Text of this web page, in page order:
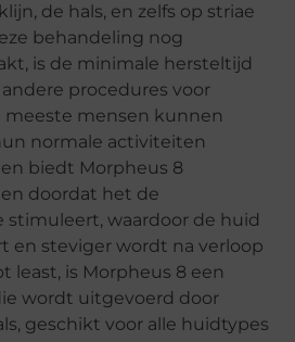
de hals, en zelfs op striae
behandeling nog
is de minimale hersteltijd
procedures voor
meeste mensen kunnen
normale activiteiten
biedt Morpheus 8
doordat het de
stimuleert, waardoor de huid
en steviger wordt na verloop
least, is Morpheus 8 een
wordt uitgevoerd door
geschikt voor alle huidtypes